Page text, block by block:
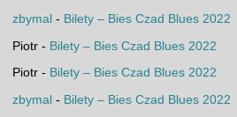
zbymal - Bilety – Bies Czad Blues 2022
Piotr- Bilety – Bies Czad Blues 2022
Piotr- Bilety – Bies Czad Blues 2022
zbymal - Bilety – Bies Czad Blues 2022